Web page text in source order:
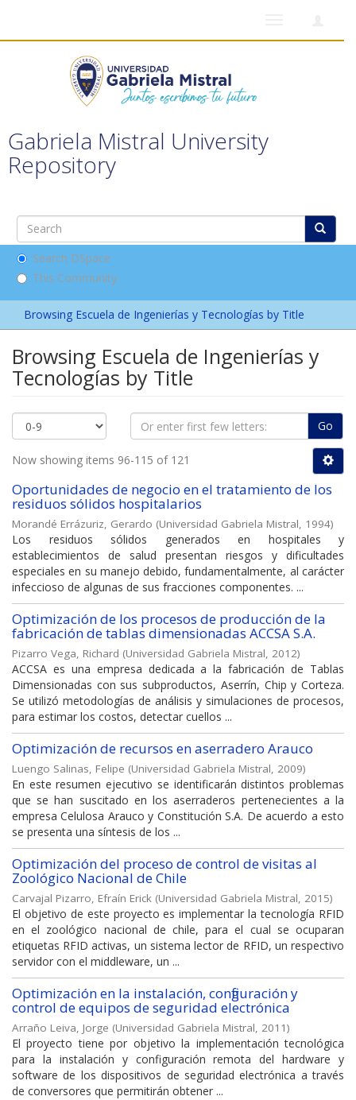
Gabriela Mistral University
Repository
Search DSpace
This Community
Browsing Escuela de Ingenierías y Tecnologías by Title
Browsing Escuela de Ingenierías y
Tecnologías by Title
Go
Now showing items 96-115 of 121
Oportunidades de negocio en el tratamiento de los
residuos sólidos hospitalarios
Morandé Errázuriz, Gerardo (Universidad Gabriela Mistral, 1994)
Los residuos sólidos generados en hospitales y
establecimientos de salud presentan riesgos y dificultades
especiales en su manejo debido, fundamentalmente, al carácter
infeccioso de algunas de sus fracciones componentes. ...
Optimización de los procesos de producción de la
fabricación de tablas dimensionadas ACCSA S.A.
Pizarro Vega, Richard (Universidad Gabriela Mistral, 2012)
ACCSA es una empresa dedicada a la fabricación de Tablas
Dimensionadas con sus subproductos, Aserrín, Chip y Corteza.
Se utilizó metodologías de análisis y simulaciones de procesos,
para estimar los costos, detectar cuellos ...
Optimización de recursos en aserradero Arauco
Luengo Salinas, Felipe (Universidad Gabriela Mistral, 2009)
En este resumen ejecutivo se identificarán distintos problemas
que se han suscitado en los aserraderos pertenecientes a la
empresa Celulosa Arauco y Constitución S.A. De acuerdo a esto
se presenta una síntesis de los ...
Optimización del proceso de control de visitas al
Zoológico Nacional de Chile
Carvajal Pizarro, Efraín Erick (Universidad Gabriela Mistral, 2015)
El objetivo de este proyecto es implementar la tecnología RFID
en el zoológico nacional de chile, para el cual se ocuparan
etiquetas RFID activas, un sistema lector de RFID, un respectivo
servidor con el middleware, un ...
Optimización en la instalación, configuración y
control de equipos de seguridad electrónica
Arraño Leiva, Jorge (Universidad Gabriela Mistral, 2011)
El proyecto tiene por objetivo la implementación tecnológica
para la instalación y configuración remota del hardware y
software de los dispositivos de seguridad electrónica a través
de conversores que permitirán obtener ...